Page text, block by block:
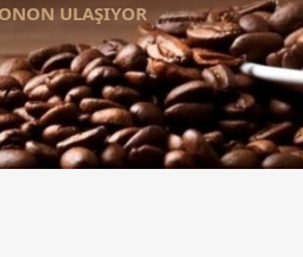
ULAŞIYOR